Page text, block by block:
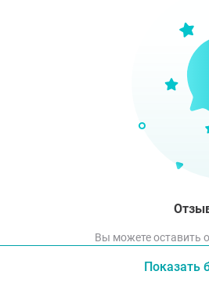
Вы можете оставить
Показать